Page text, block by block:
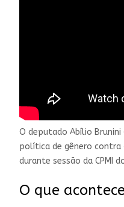
O deputado Abílio Brunini
política de gênero contra
durante sessão da CPMI
O que